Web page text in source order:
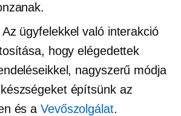
Az ügyfelekkel való interakció
hogy elégedettek
nagyszerű módja
építsünk az
és a Vevőszolgálat.